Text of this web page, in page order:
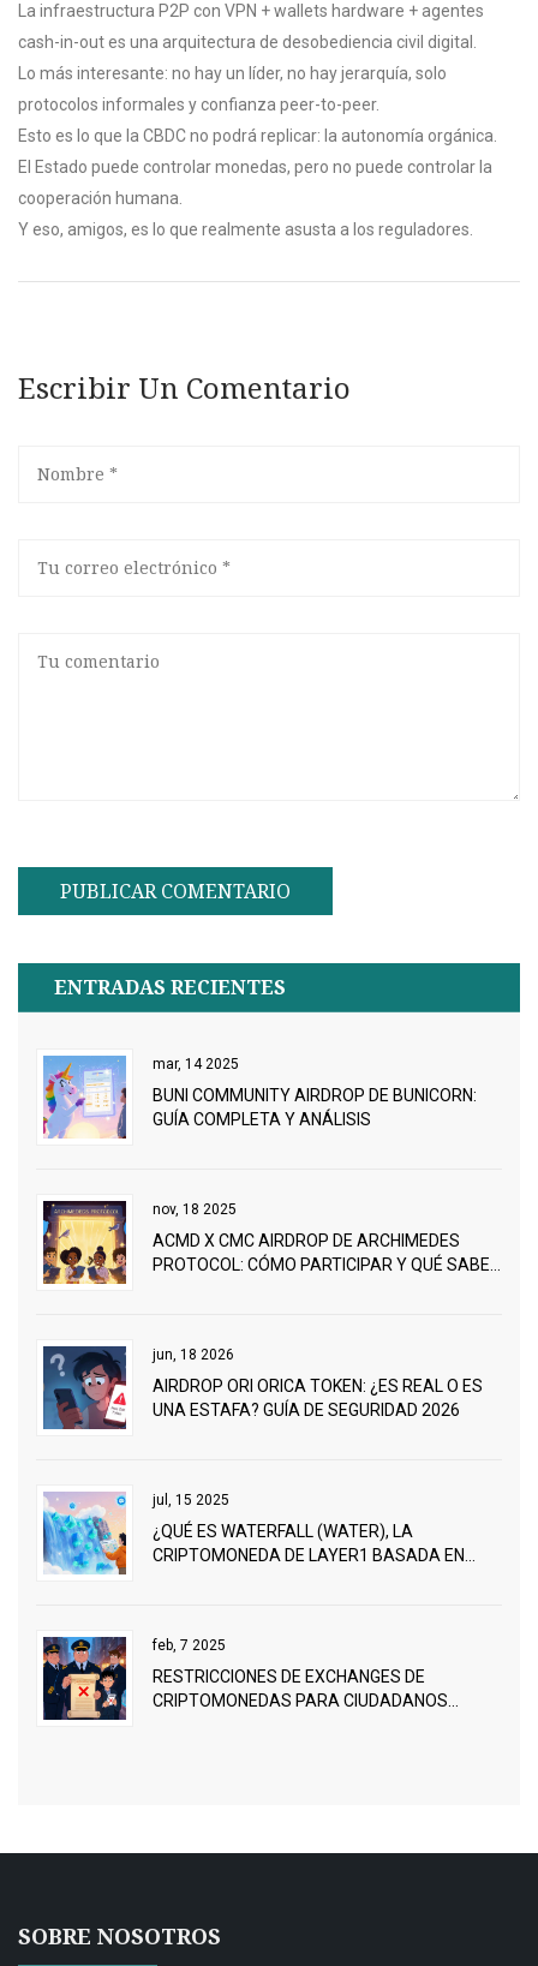
La infraestructura P2P con VPN + wallets hardware + agentes
cash-in-out es una arquitectura de desobediencia civil digital.
Lo más interesante: no hay un líder, no hay jerarquía, solo
protocolos informales y confianza peer-to-peer.
Esto es lo que la CBDC no podrá replicar: la autonomía orgánica.
El Estado puede controlar monedas, pero no puede controlar la
cooperación humana.
Y eso, amigos, es lo que realmente asusta a los reguladores.
Escribir Un Comentario
ENTRADAS RECIENTES
mar, 14 2025
BUNI COMMUNITY AIRDROP DE BUNICORN:
GUÍA COMPLETA Y ANÁLISIS
nov, 18 2025
ACMD X CMC AIRDROP DE ARCHIMEDES
PROTOCOL: CÓMO PARTICIPAR Y QUÉ SABER
jun, 18 2026
AIRDROP ORI ORICA TOKEN: ¿ES REAL O ES
UNA ESTAFA? GUÍA DE SEGURIDAD 2026
jul, 15 2025
¿QUÉ ES WATERFALL (WATER), LA
CRIPTOMONEDA DE LAYER1 BASADA EN
feb, 7 2025
RESTRICCIONES DE EXCHANGES DE
CRIPTOMONEDAS PARA CIUDADANOS
SOBRE NOSOTROS